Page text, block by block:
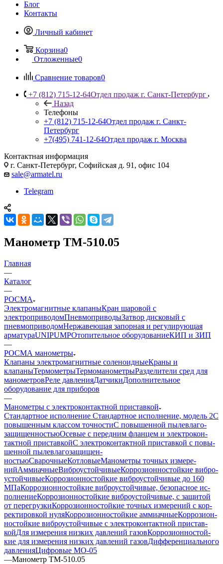
Блог
Контакты
Личный кабинет
Корзина0
Отложенные0
Сравнение товаров0
+7 (812) 715-12-64Отдел продаж г. Санкт-Петербург
Назад
Телефоны
+7 (812) 715-12-64Отдел продаж г. Санкт-
Петербург
+7(495) 741-12-64Отдел продаж г. Москва
Контактная информация
г. Санкт-Петербург, Софийская д. 91, офис 104
sale@armatel.ru
Telegram
Манометр ТМ-510.05
Главная
—
Каталог
—
РОСМА
Электромагнитные клапаныКран шаровой с
электроприводомПневмоприводыЗатвор дисковый с
пневмоприводомНержавеющая запорная и регулирующая
арматураUNIPUMPОтопительное оборудованиеКИП и ЗИП
—
РОСМА манометры
Клапаны электромагнитные соленоидныеКраны и
клапаныТермометрыТермоманометрыРазделители сред для
манометровРеле давленияДатчикиДополнительное
оборудование для приборов
—
Манометры с элек­тро­кон­такт­ной при­став­кой
Стандартное исполнение Стандартное исполнение, модель 2С
по­вы­шен­ным клас­сом точностиС по­вы­шен­ной пы­ле­вла­го­
защи­щен­ностьюОсе­вые с пе­ред­ним флан­цем и элек­тро­кон­
такт­ной приставкойС элек­тро­контакт­ной при­став­кой с по­вы­
шен­ной пыле­вла­го­за­щи­щен­
ностьюСварочныеКотловыеМанометры точ­ных изме­ре­
нийАммиачныеВиб­ро­ус­той­чи­выеКор­ро­зи­он­но­стой­кие виб­ро­
ус­той­чи­выеКор­ро­зи­он­но­стой­кие виб­ро­ус­той­чи­вые до 160
МПаКор­ро­зи­он­но­стой­кие виб­ро­ус­той­чи­вые, бе­зо­пас­ное ис­
пол­не­ниеКор­ро­зи­он­но­стой­кие виб­ро­ус­той­чи­вые, с за­щи­той
от пе­ре­груз­киКор­ро­зи­он­но­стой­кие точ­ных изме­ре­ний с кор­
рек­ти­ров­кой нуляКор­ро­зи­он­но­стой­кие ам­ми­ач­ныеКор­ро­зи­он­
но­стой­кие виб­ро­ус­той­чи­вые с элек­тро­кон­такт­ной при­став­
койДля изме­ре­ния низ­ких дав­ле­ний га­зовКор­ро­зи­он­но­стой­
кие для изме­ре­ния низ­ких дав­ле­ний га­зовДиф­фе­рен­ци­аль­но­го
дав­ле­нияЦиф­ро­вые МО-05
—Манометр ТМ-510.05